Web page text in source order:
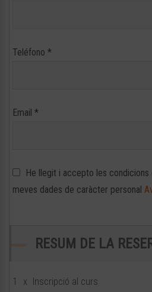
Teléfono *
Email *
He llegit i accepto les
meves dades de caràcter personal
RESUM DE LA
1 x Inscripció al curs